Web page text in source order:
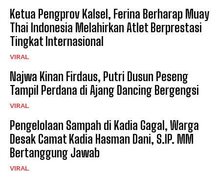
Ketua Pengprov Kalsel, Ferina Berharap Muay
Thai Indonesia Melahirkan Atlet Berprestasi
Tingkat Internasional
VIRAL
Najwa Kinan Firdaus, Putri Dusun Peseng
Tampil Perdana di Ajang Dancing Bergengsi
VIRAL
Pengelolaan Sampah di Kadia Gagal, Warga
Desak Camat Kadia Hasman Dani, S.IP. MM
Bertanggung Jawab
VIRAL